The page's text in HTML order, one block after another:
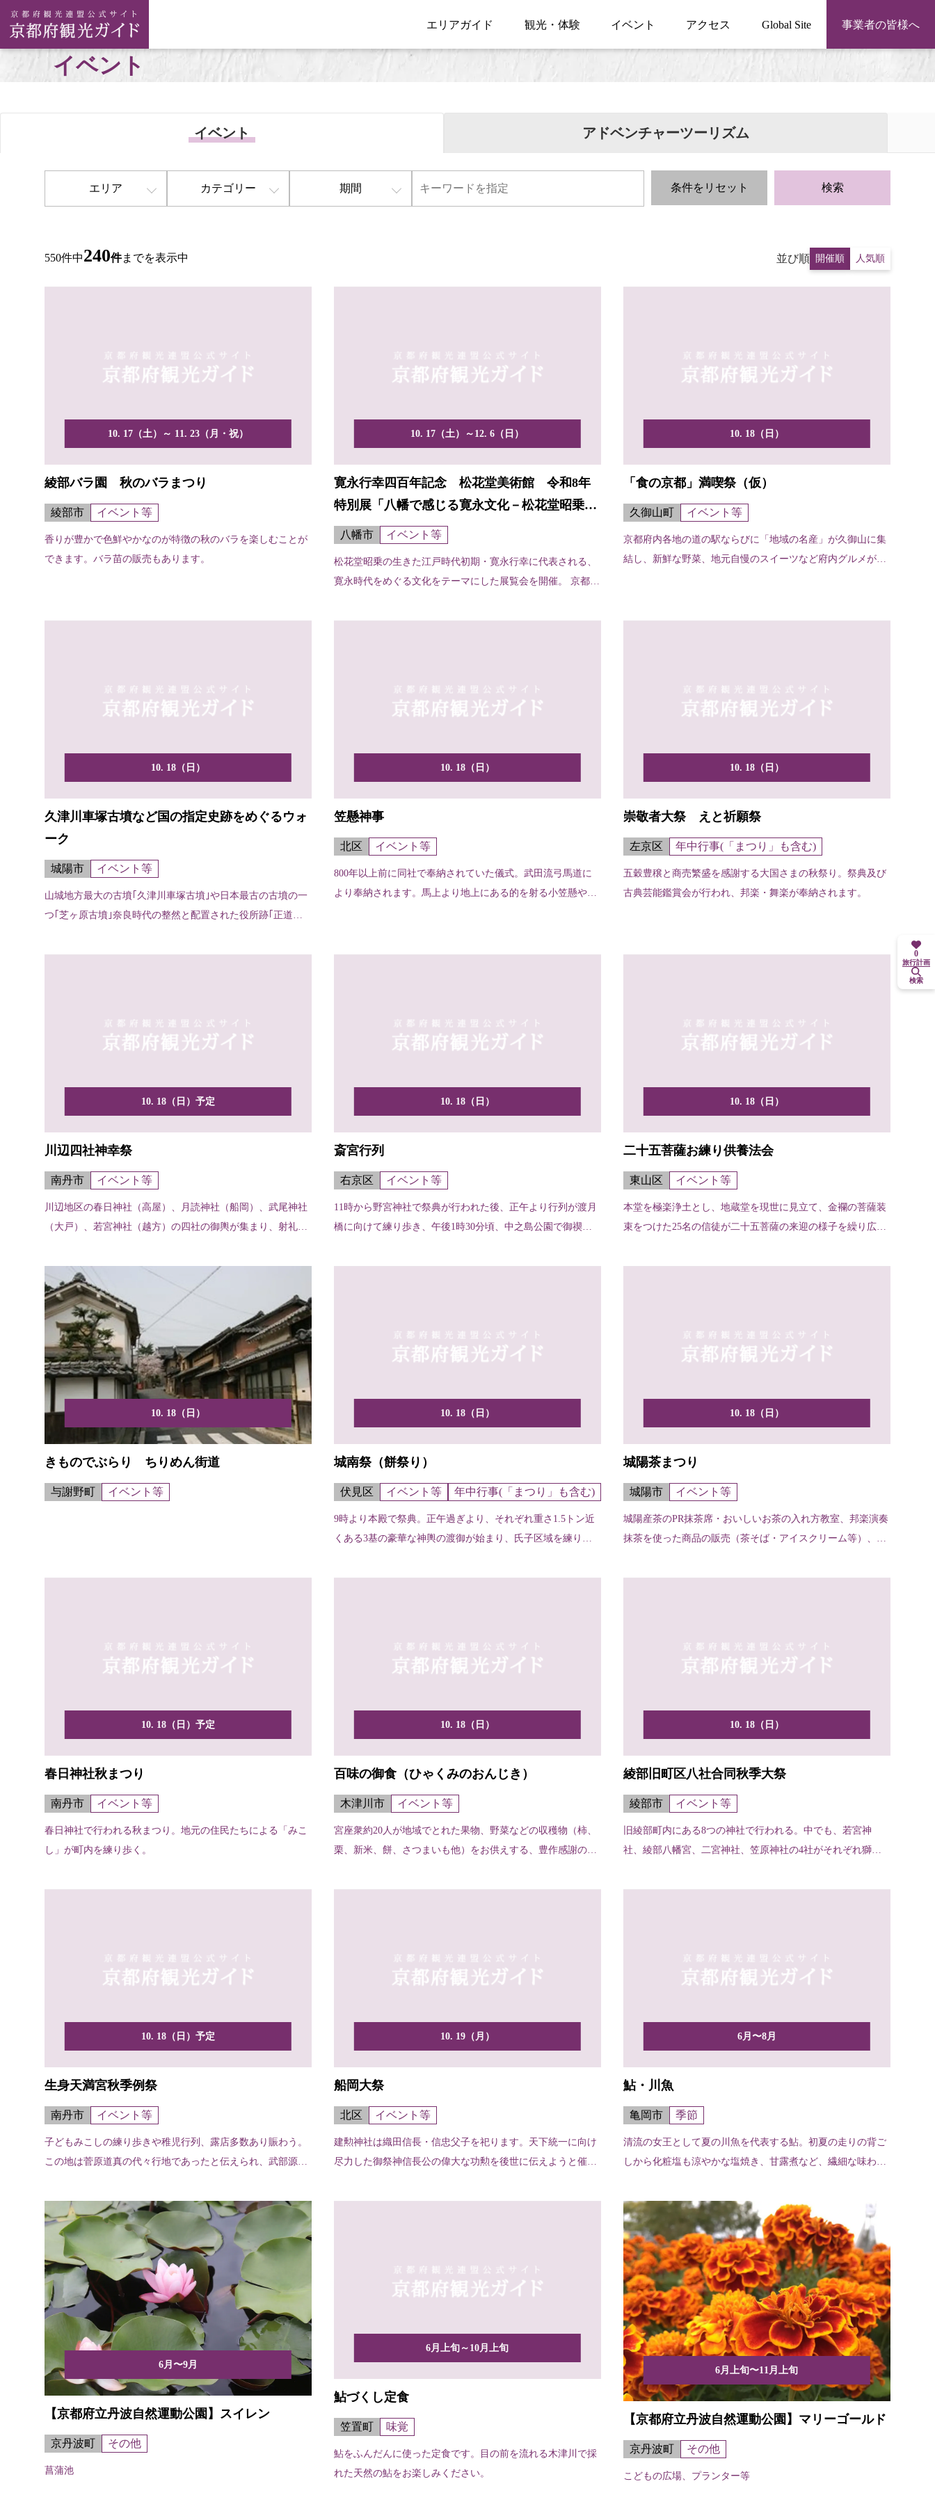
エリアガイド 観光・体験 イベント アクセス Global Site 事業者の皆様へ
イベント
イベント アドベンチャーツーリズム
エリア カテゴリー 期間 条件をリセット 検索
550件中240件までを表示中 並び順 開催順 人気順
10. 17（土）～ 11. 23（月・祝）
綾部バラ園 秋のバラまつり
綾部市 イベント等
香りが豊かで色鮮やかなのが特徴の秋のバラを楽しむことが
できます。バラ苗の販売もあります。
10. 17（土）～12. 6（日）
寛永行幸四百年記念 松花堂美術館 令和8年
特別展「八幡で感じる寛永文化－松花堂昭乗の
書画、茶の湯－」
八幡市 イベント等
松花堂昭乗の生きた江戸時代初期・寛永行幸に代表される、
寛永時代をめぐる文化をテーマにした展覧会を開催。 京都非
10. 18（日）
「食の京都」満喫祭（仮）
久御山町 イベント等
京都府内各地の道の駅ならびに「地域の名産」が久御山に集
結し、新鮮な野菜、地元自慢のスイーツなど府内グルメが大
10. 18（日）
久津川車塚古墳など国の指定史跡をめぐるウォ
ーク
城陽市 イベント等
山城地方最大の古墳｢久津川車塚古墳｣や日本最古の古墳の一
つ｢芝ヶ原古墳｣奈良時代の整然と配置された役所跡｢正道官
10. 18（日）
笠懸神事
北区 イベント等
800年以上前に同社で奉納されていた儀式。武田流弓馬道に
より奉納されます。馬上より地上にある的を射る小笠懸や、
10. 18（日）
崇敬者大祭 えと祈願祭
左京区 年中行事(「まつり」も含む)
五穀豊穣と商売繁盛を感謝する大国さまの秋祭り。祭典及び
古典芸能鑑賞会が行われ、邦楽・舞楽が奉納されます。
10. 18（日）予定
川辺四社神幸祭
南丹市 イベント等
川辺地区の春日神社（高屋）、月読神社（船岡）、武尾神社
（大戸）、若宮神社（越方）の四社の御輿が集まり、射礼と
10. 18（日）
斎宮行列
右京区 イベント等
11時から野宮神社で祭典が行われた後、正午より行列が渡月
橋に向けて練り歩き、午後1時30分頃、中之島公園で御禊の
10. 18（日）
二十五菩薩お練り供養法会
東山区 イベント等
本堂を極楽浄土とし、地蔵堂を現世に見立て、金襴の菩薩装
束をつけた25名の信徒が二十五菩薩の来迎の様子を繰り広げ
10. 18（日）
きものでぶらり ちりめん街道
与謝野町 イベント等
10. 18（日）
城南祭（餅祭り）
伏見区 イベント等 年中行事(「まつり」も含む)
9時より本殿で祭典。正午過ぎより、それぞれ重さ1.5トン近
くある3基の豪華な神輿の渡御が始まり、氏子区域を練り歩
10. 18（日）
城陽茶まつり
城陽市 イベント等
城陽産茶のPR抹茶席・おいしいお茶の入れ方教室、邦楽演奏
抹茶を使った商品の販売（茶そば・アイスクリーム等）、各
10. 18（日）予定
春日神社秋まつり
南丹市 イベント等
春日神社で行われる秋まつり。地元の住民たちによる「みこ
し」が町内を練り歩く。
10. 18（日）
百味の御食（ひゃくみのおんじき）
木津川市 イベント等
宮座衆約20人が地域でとれた果物、野菜などの収穫物（柿、
栗、新米、餅、さつまいも他）をお供えする、豊作感謝の祭
10. 18（日）
綾部旧町区八社合同秋季大祭
綾部市 イベント等
旧綾部町内にある8つの神社で行われる。中でも、若宮神
社、綾部八幡宮、二宮神社、笠原神社の4社がそれぞれ獅子
10. 18（日）予定
生身天満宮秋季例祭
南丹市 イベント等
子どもみこしの練り歩きや稚児行列、露店多数あり賑わう。
この地は菅原道真の代々行地であったと伝えられ、武部源蔵
10. 19（月）
船岡大祭
北区 イベント等
建勲神社は織田信長・信忠父子を祀ります。天下統一に向け
尽力した御祭神信長公の偉大な功勲を後世に伝えようと催さ
6月〜8月
鮎・川魚
亀岡市 季節
清流の女王として夏の川魚を代表する鮎。初夏の走りの背ご
しから化粧塩も涼やかな塩焼き、甘露煮など、繊細な味わい
6月〜9月
【京都府立丹波自然運動公園】スイレン
京丹波町 その他
菖蒲池
6月上旬～10月上旬
鮎づくし定食
笠置町 味覚
鮎をふんだんに使った定食です。目の前を流れる木津川で採
れた天然の鮎をお楽しみください。
6月上旬〜11月上旬
【京都府立丹波自然運動公園】マリーゴールド
京丹波町 その他
こどもの広場、プランター等
0
旅行計画
検索